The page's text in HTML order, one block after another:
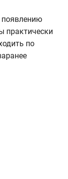
появлению
практически
по